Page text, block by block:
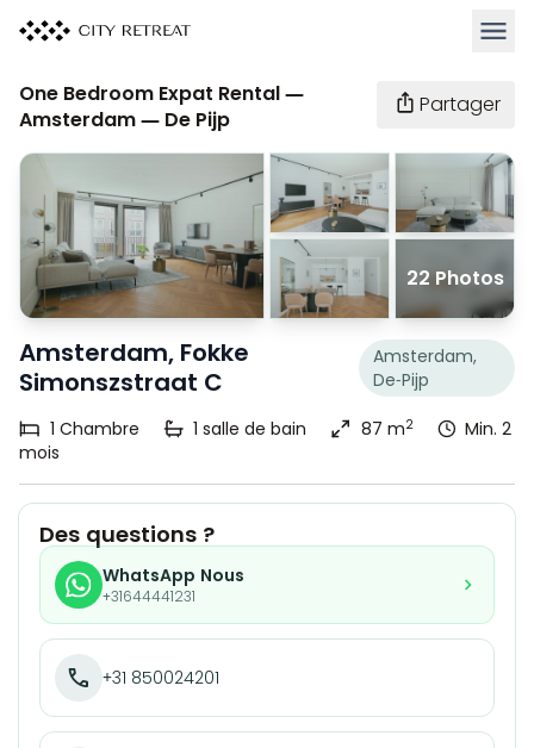
One Bedroom Expat Rental —
Amsterdam — De Pijp
Partager
22 Photos
Amsterdam, Fokke
Simonszstraat C
Amsterdam,
De-Pijp
1 Chambre 1 salle de bain 87 m2
Min. 2
mois
Des questions ?
WhatsApp Nous
+31644441231
+31 850024201